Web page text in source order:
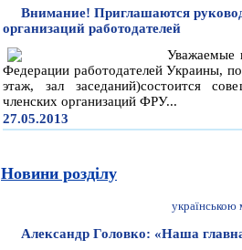
Внимание! Приглашаются
организаций работодателей
Уважаемые
Федерации работодателей Украины,
этаж, зал заседаний)состоится
членских организаций ФРУ...
27.05.2013
Новини розділу
Александр Головко: «Наша